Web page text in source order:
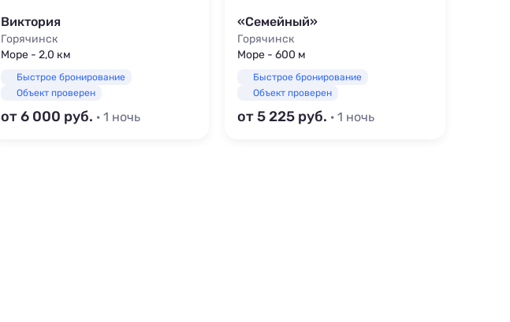
Виктория
Горячинск
Море - 2,0 км
Быстрое бронирование
Объект проверен
от 6 000 · 1 ночь
«Семейный»
Горячинск
Море - 600 м
Быстрое бронирование
Объект проверен
от 5 225 · 1 ночь